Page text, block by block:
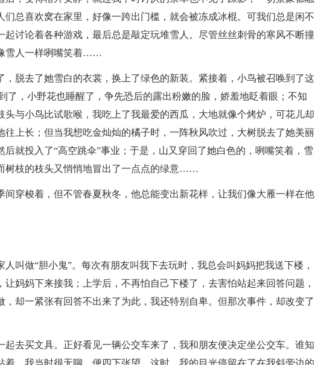
们总喜欢窝在家里，好像一跨出门槛，就会被冻成冰棍。可我们总是闲不
起讨论着各种游戏，最后总是敲定玩堆雪人。尽管丝丝刺骨的寒风不断撞
雪人一样咧嘴笑着……
，脱去了她雪白的衣裳，换上了绿色的新装。紧接着，小鸟被召唤到了这
了，小野花也睡醒了，争先恐后的露出粉嫩的脸，娇羞地眨着眼；不知
头与小鸟比试歌喉，我吃上了我最爱的西瓜，大地就像个烤炉，可花儿却
往上长；但当我想吃金灿灿的橘子时，一阵秋风吹过，大树脱去了她美丽
后就投入了“高空跳伞”事业；于是，山又穿回了她白色的，咧嘴笑着，雪
树枝的枝头又悄悄地冒出了一点点的绿意……
间穿梭着，但不管春夏秋冬，他总能变出新花样，让我们像大雁一样在他
叫做“胆小鬼”。每次有朋友叫我下去玩时，我总会叫妈妈把我送下楼，
妈妈下来接我；上学后，不再怕自己下楼了，去害怕站起来回答问题，
，却一紧张有回答不出来了为此，我还特别自卑。但那次事件，却改变了
起去买文具。正好看见一辆公交车来了，我和朋友便决定坐公交车。谁知
着。我当时很无聊，便四下张望，这时，我的目光停留在了在我斜旁边的